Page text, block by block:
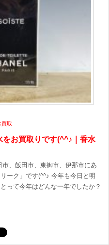
買取
お買取りです(^^♪｜香水
、飯田市、東御市、伊那市にあ
ーク」です(^^♪ 今年も今日と明
って今年はどんな一年でしたか？